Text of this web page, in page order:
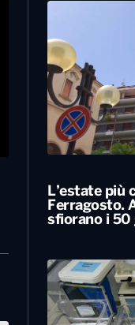
L’estate più
Ferragosto.
sfiorano i 50